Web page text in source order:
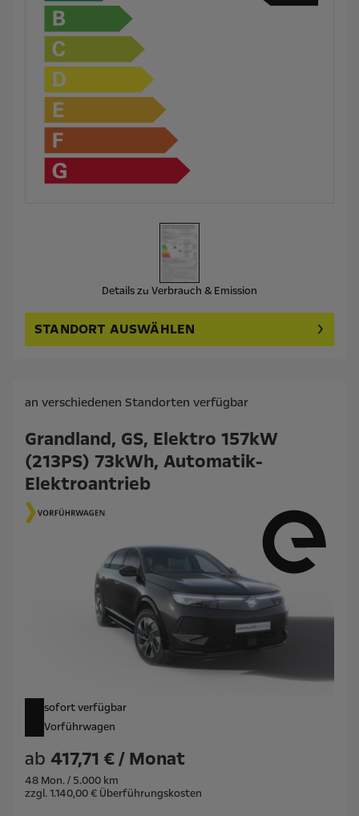
Details zu Verbrauch & Emission
STANDORT AUSWÄHLEN
Grandland, GS, Elektro 157kW
(213PS) 73kWh, Automatik-
Elektroantrieb
sofort verfügbar
Vorführwagen
ab 417,71 € / Monat
48 Mon. / 5.000 km
zzgl. 1.140,00 € Überführungskosten
an verschiedenen Standorten verfügbar